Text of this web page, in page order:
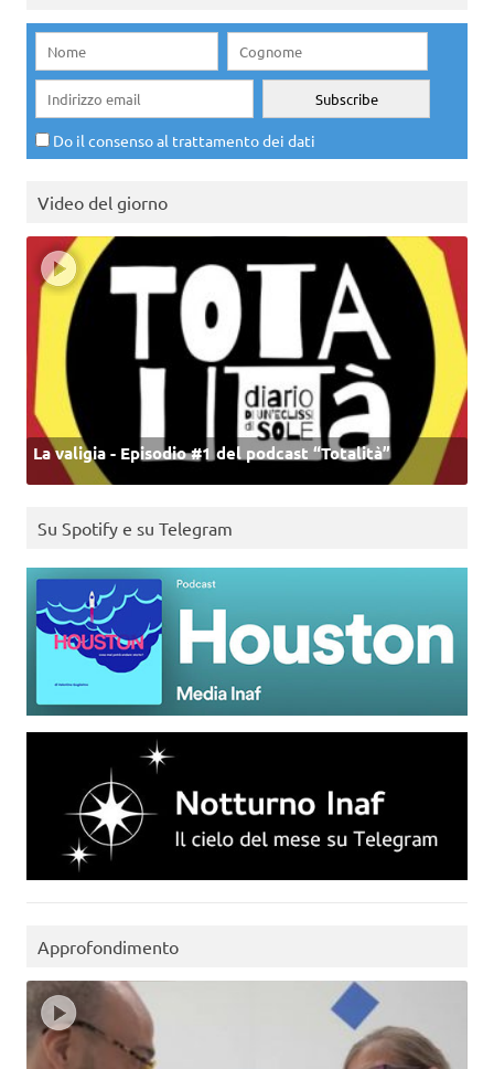
Do il consenso al trattamento dei dati
Video del giorno
La valigia - Episodio #1 del podcast “Totalità”
Su Spotify e su Telegram
Approfondimento